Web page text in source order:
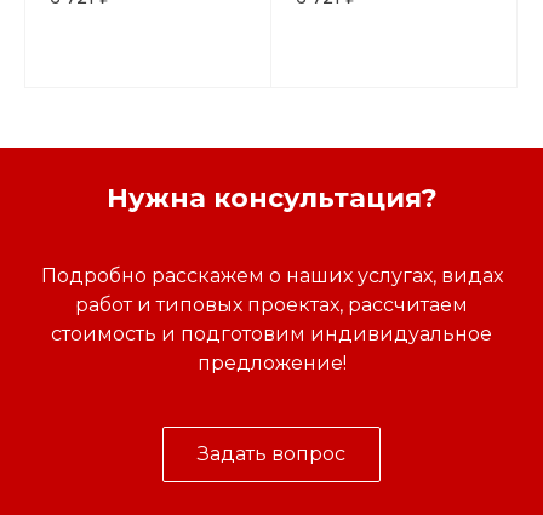
Нужна консультация?
Подробно расскажем о наших услугах, видах
работ и типовых проектах, рассчитаем
стоимость и подготовим индивидуальное
предложение!
Задать вопрос